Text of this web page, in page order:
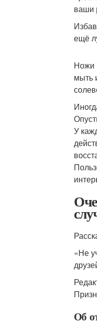
ваши
ещё
Ножи
мыть
У
«Не
Об